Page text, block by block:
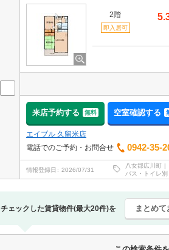
2階
即入居可
来店予約する 無料 空室確認する
エイブル 久留米店
電話でのご予約・お問合せ
0942-35-
情報登録日 2026/07/31
八女郡広川町
バス・トイレ別
チェックした賃貸物件(最大20件)を まとめて